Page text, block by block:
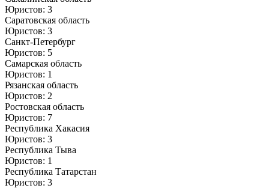
Юристов: 3
Саратовская область
Юристов: 3
Санкт-Петербург
Юристов: 5
Самарская область
Юристов: 1
Рязанская область
Юристов: 2
Ростовская область
Юристов: 7
Республика Хакасия
Юристов: 3
Республика Тыва
Юристов: 1
Республика Татарстан
Юристов: 3